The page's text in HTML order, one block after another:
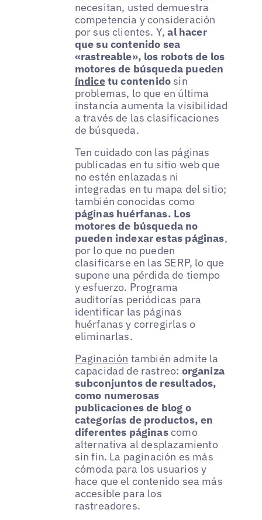
necesitan, usted demuestra
competencia y consideración
por sus clientes. Y,al hacer
que su contenido sea
«rastreable», los robots de los
motores de búsqueda pueden
índicetu contenido sin
problemas, lo que en última
instancia aumenta la visibilidad
a través de las clasificaciones
de búsqueda.
Ten cuidado con las páginas
publicadas en tu sitio web que
no estén enlazadas ni
integradas en tu mapa del sitio;
también conocidas como
páginas huérfanas. Los
motores de búsqueda no
pueden indexar estas páginas,
por lo que no pueden
clasificarse en las SERP, lo que
supone una pérdida de tiempo
y esfuerzo. Programa
auditorías periódicas para
identificar las páginas
huérfanas y corregirlas o
eliminarlas.
Paginación también admite la
capacidad de rastreo: organiza
subconjuntos de resultados,
como numerosas
publicaciones de blog o
categorías de productos, en
diferentes páginascomo
alternativa al desplazamiento
sin fin. La paginación es más
cómoda para los usuarios y
hace que el contenido sea más
accesible para los
rastreadores.